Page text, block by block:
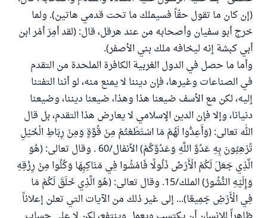
(إن كان ما تقول حقّاً فسيملك ما تحت قدمي هاتين). ولما
خرج أبو سفيان وأصحابه من عند هرقل، قال: (لقد أمِرَ أمْر ابن
أبي كبشة إنه ليخافه ملك بني الأصفر).
وأما ما حصل في الدول الغربية الكافرة الملحدة من التقدم
في الصناعات وغيرها، فإن ديننا لا يمنع منه، لو أننا التفتنا
إليه، لكن مع الأسف ضيعنا هذا وهذا، ضيعنا ديننا، وضيعنا
دنيانا، وإلا فإن الدين الإسلامي لا يعارض هذا التقدم، بل قال
الله تعالى: (وَأَعِدُّوا لَهُمْ مَا اسْتَطَعْتُمْ مِنْ قُوَّةٍ وَمِنْ رِبَاطِ الْخَيْلِ
تُرْهِبُونَ بِهِ عَدُوَّ اللَّهِ وَعَدُوَّكُمْ) الأنفال/60 . وقال تعالى: (هُوَ
الَّذِي جَعَلَ لَكُمْ الْأَرْضَ ذَلُولًا فَامْشُوا فِي مَنَاكِبِهَا وَكُلُوا مِنْ رِزْقِهِ
وَإِلَيْهِ النُّشُورُ) الملك/15. وقال تعالى: (هُوَ الَّذِي خَلَقَ لَكُمْ مَا
فِي الْأَرْضِ جَمِيعًا)... إلى غير ذلك من الآيات التي تعلن إعلاناً